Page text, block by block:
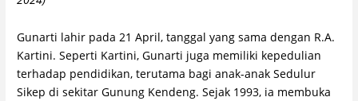
Gunarti lahir pada 21 April, tanggal yang sama dengan R.A.
Kartini. Seperti Kartini, Gunarti juga memiliki kepedulian
terhadap pendidikan, terutama bagi anak-anak Sedulur
Sikep di sekitar Gunung Kendeng. Sejak 1993, ia membuka